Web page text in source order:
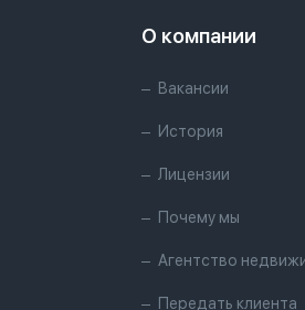
О компании
Вакансии
История
Лицензии
Почему мы
Агентство
Передать клиента